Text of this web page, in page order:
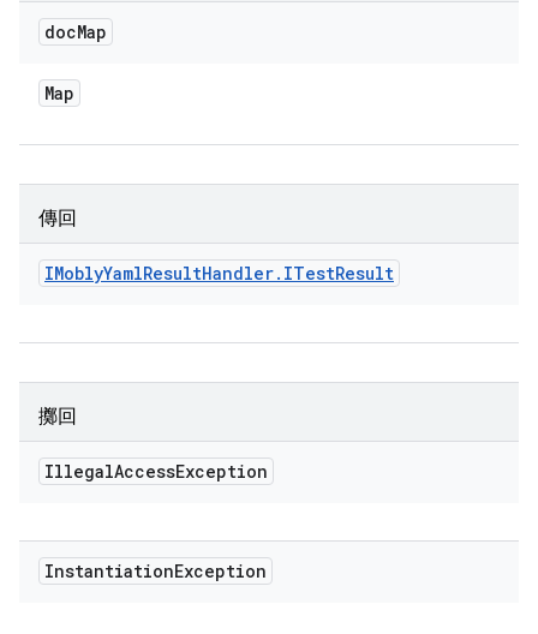
docMap
Map
傳回
IMoblyYamlResultHandler. ITestResult
擲回
IllegalAccessException
InstantiationException